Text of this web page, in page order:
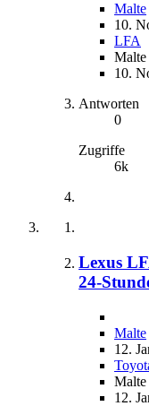
Malte
10.
LFA
Malte
10.
Antworten
0
Zugriffe
6k
Lexus
24-
Malte
12.
Malte
12.